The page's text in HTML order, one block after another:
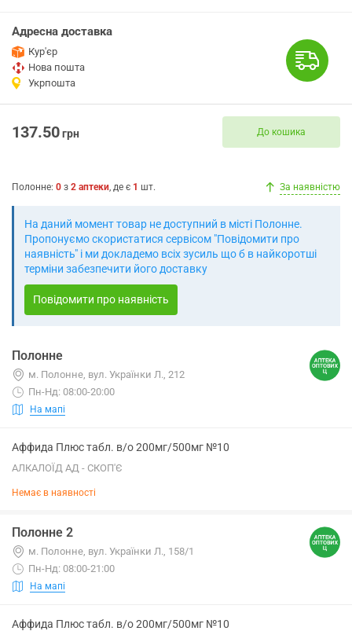
Адресна доставка
Кур'єр
Нова пошта
Укрпошта
137.50грн До кошика
Полонне: 0 з 2 аптеки, де є 1 шт. За наявністю
На даний момент товар не доступний в місті Полонне.
Пропонуємо скористатися сервісом "Повідомити про
наявність" і ми докладемо всіх зусиль що б в найкоротші
терміни забезпечити його доставку
Повідомити про наявність
Полонне
м. Полонне, вул. Українки Л., 212
Пн-Нд: 08:00-20:00
На мапі
Аффида Плюс табл. в/о 200мг/500мг №10
АЛКАЛОЇД АД - СКОП'Є
Немає в наявності
Полонне 2
м. Полонне, вул. Українки Л., 158/1
Пн-Нд: 08:00-21:00
На мапі
Аффида Плюс табл. в/о 200мг/500мг №10